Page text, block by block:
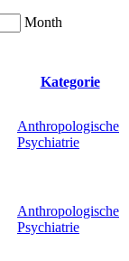
Month
Kategorie
Anthropologische
Psychiatrie
Anthropologische
Psychiatrie